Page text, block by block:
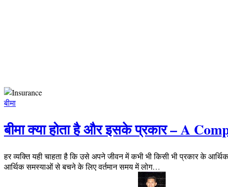
बीमा
बीमा क्या होता है और इसके प्रकार – A
हर व्यक्ति यही चाहता है कि उसे अपने जीवन में कभी भी किसी भी प्रकार के
आर्थिक समस्याओं से बचने के लिए वर्तमान समय में लोग…